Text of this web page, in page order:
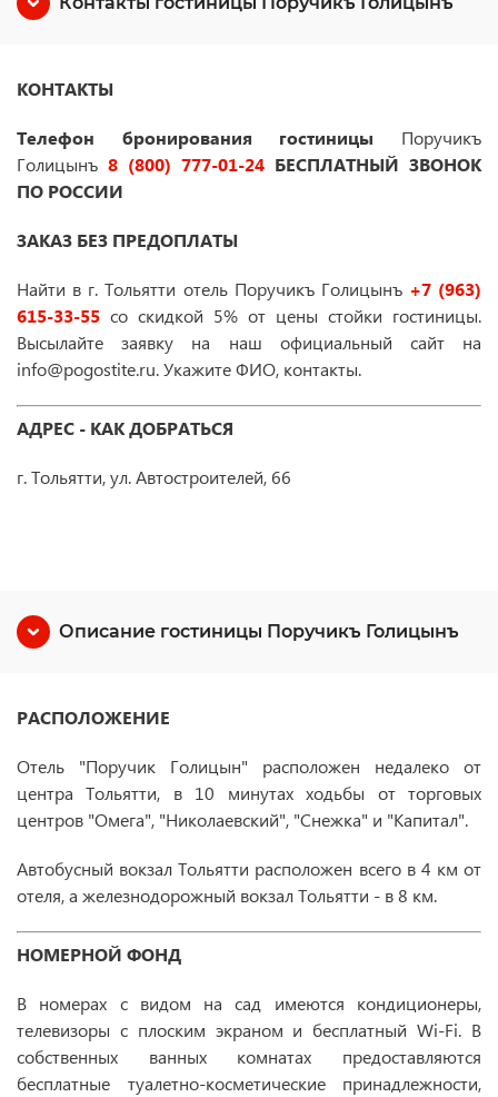
КОНТАКТЫ
Телефон бронирования гостиницы Поручикъ
Голицынъ 8 (800) 777-01-24 БЕСПЛАТНЫЙ ЗВОНОК
ПО РОССИИ
ЗАКАЗ БЕЗ ПРЕДОПЛАТЫ
Найти в г. Тольятти отель Поручикъ Голицынъ +7 (963)
615-33-55 со скидкой 5% от цены стойки гостиницы.
Высылайте заявку на наш официальный сайт на
info@pogostite.ru. Укажите ФИО, контакты.
АДРЕС - КАК ДОБРАТЬСЯ
г. Тольятти, ул. Автостроителей, 66
Описание гостиницы Поручикъ Голицынъ
РАСПОЛОЖЕНИЕ
Отель "Поручик Голицын" расположен недалеко от
центра Тольятти, в 10 минутах ходьбы от торговых
центров "Омега", "Николаевский", "Снежка" и "Капитал".
Автобусный вокзал Тольятти расположен всего в 4 км от
отеля, а железнодорожный вокзал Тольятти - в 8 км.
НОМЕРНОЙ ФОНД
В номерах с видом на сад имеются кондиционеры,
телевизоры с плоским экраном и бесплатный Wi-Fi. В
собственных ванных комнатах предоставляются
бесплатные туалетно-косметические принадлежности,